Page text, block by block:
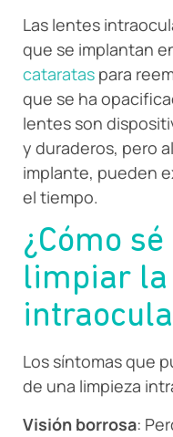
Las lentes
que se implantan
cataratas para
que se ha
lentes son
y duraderos, pero
implante, pueden
el tiempo.
¿Cómo
limpiar la
Los síntomas que
de una limpieza
Visión borrosa: